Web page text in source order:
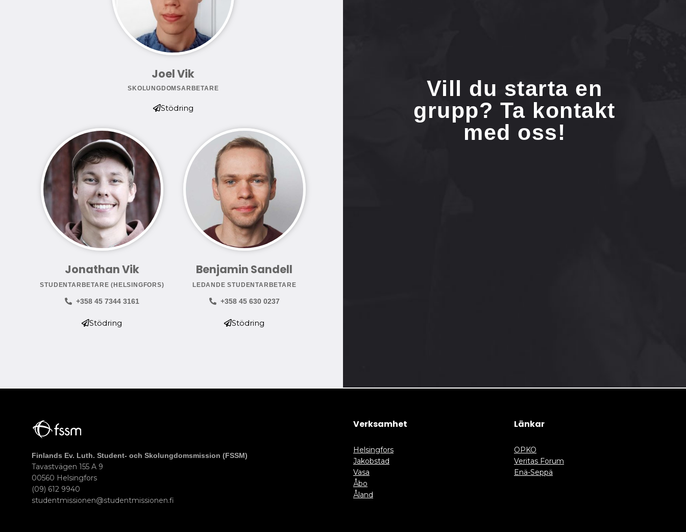
Joel Vik
SKOLUNGDOMSARBETARE
Stödring
Jonathan Vik
STUDENTARBETARE (HELSINGFORS)
+358 45 7344 3161
Stödring
Benjamin Sandell
LEDANDE STUDENTARBETARE
+358 45 630 0237
Stödring
Vill du starta en
grupp? Ta kontakt
med oss!
Finlands Ev. Luth. Student- och Skolungdomsmission (FSSM)
Tavastvägen 155 A 9
00560 Helsingfors
(09) 612 9940
studentmissionen@studentmissionen.fi
Verksamhet
Helsingfors
Jakobstad
Vasa
Åbo
Åland
Länkar
OPKO
Veritas Forum
Enä-Seppä